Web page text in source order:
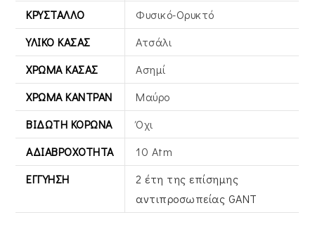
ΚΡΎΣΤΑΛΛΟ
Φυσικό-Ορυκτό
ΥΛΙΚΌ ΚΆΣΑΣ
Ατσάλι
ΧΡΏΜΑ ΚΆΣΑΣ
Ασημί
ΧΡΏΜΑ ΚΑΝΤΡΆΝ
Μαύρο
ΒΙΔΩΤΉ ΚΟΡΏΝΑ
Όχι
ΑΔΙΑΒΡΟΧΌΤΗΤΑ
10 Atm
ΕΓΓΎΗΣΗ
2 έτη της επίσημης
αντιπροσωπείας GANT